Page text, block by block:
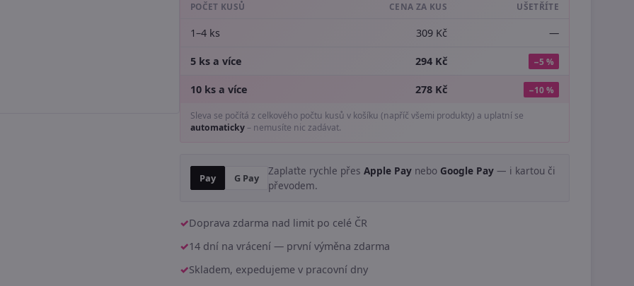
POČET KUSŮ CENA ZA KUS UŠETŘÍTE
1–4 ks 309 Kč —
5 ks a více 294 Kč −5 %
10 ks a více 278 Kč −10 %
Sleva se počítá z celkového počtu kusů v košíku (napříč všemi produkty) a uplatní se
automaticky– nemusíte nic zadávat.
Pay G Pay
Zaplaťte rychle přes Apple Pay nebo Google Pay — i kartou či
převodem.
Doprava zdarma nad limit po celé ČR
14 dní na vrácení — první výměna zdarma
Skladem, expedujeme v pracovní dny